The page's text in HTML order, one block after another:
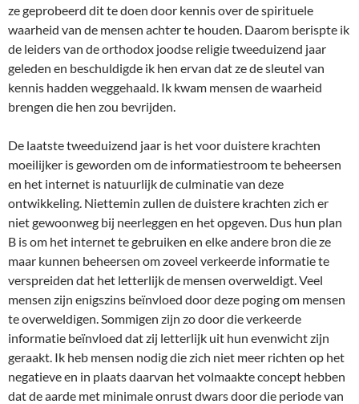
ze geprobeerd dit te doen door kennis over de spirituele
waarheid van de mensen achter te houden. Daarom berispte ik
de leiders van de orthodox joodse religie tweeduizend jaar
geleden en beschuldigde ik hen ervan dat ze de sleutel van
kennis hadden weggehaald. Ik kwam mensen de waarheid
brengen die hen zou bevrijden.
De laatste tweeduizend jaar is het voor duistere krachten
moeilijker is geworden om de informatiestroom te beheersen
en het internet is natuurlijk de culminatie van deze
ontwikkeling. Niettemin zullen de duistere krachten zich er
niet gewoonweg bij neerleggen en het opgeven. Dus hun plan
B is om het internet te gebruiken en elke andere bron die ze
maar kunnen beheersen om zoveel verkeerde informatie te
verspreiden dat het letterlijk de mensen overweldigt. Veel
mensen zijn enigszins beïnvloed door deze poging om mensen
te overweldigen. Sommigen zijn zo door die verkeerde
informatie beïnvloed dat zij letterlijk uit hun evenwicht zijn
geraakt. Ik heb mensen nodig die zich niet meer richten op het
negatieve en in plaats daarvan het volmaakte concept hebben
dat de aarde met minimale onrust dwars door die periode van